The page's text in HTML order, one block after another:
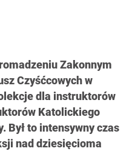
Zakonnym
Czyśćcowych w
dla instruktorów
Katolickiego
Był to intensywny czas
nad dziesięcioma